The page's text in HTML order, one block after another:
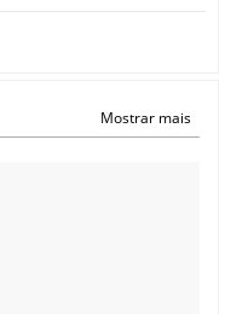
Mostrar mais